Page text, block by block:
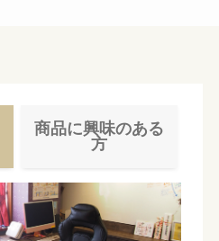
商品に興味のある
方